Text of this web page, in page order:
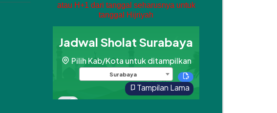
atau H+1 dari tanggal seharusnya untuk
tanggal Hijriyah